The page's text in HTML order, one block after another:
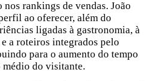
rankings de vendas. João
ao oferecer, além do
ligadas à gastronomia, à
a roteiros integrados pelo
para o aumento do tempo
médio do visitante.